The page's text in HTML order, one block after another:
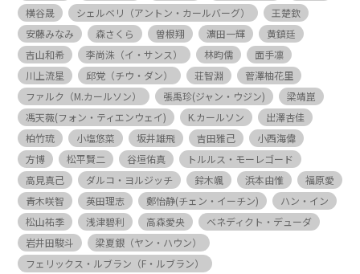
横谷晟
シェルベリ（アントン・カールバーグ）
王楚欽
安藤みなみ
森さくら 曽根翔 濵田一輝
黄鎮廷
吉山和希
李尚洙（イ・サンス） 林昀儒
面手凛
川上流星
邱党（チウ・ダン） 荘智淵
菅澤柚花里
ファルク（M.カールソン）
張禹珍(ジャン・ウジン)
梁靖崑
馮天薇(フォン・ティエンウェイ)
K.カールソン
出澤杏佳
柏竹琉
小塩悠菜 坂井雄飛 吉田雅己
小西海偉
方博
松平賢二 谷垣佑真
トルルス・モーレゴード
高見真己
ダルコ・ヨルジッチ 鈴木颯 浜本由惟
福原愛
青木咲智
英田理志 鄭怡静(チェン・イーチン)
ハン・イン
松山祐季
浅津碧利 高森愛央
ベネディクト・デューダ
岩井田駿斗
梁夏銀（ヤン・ハウン）
フェリックス・ルブラン（F・ルブラン）